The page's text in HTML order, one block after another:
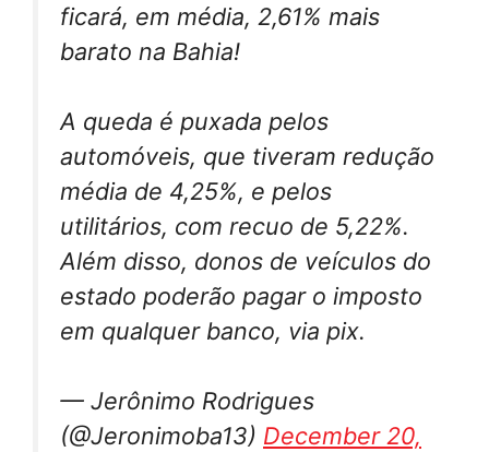
ficará, em média, 2,61% mais
barato na Bahia!
A queda é puxada pelos
automóveis, que tiveram redução
média de 4,25%, e pelos
utilitários, com recuo de 5,22%.
Além disso, donos de veículos do
estado poderão pagar o imposto
em qualquer banco, via pix.
— Jerônimo Rodrigues
(@Jeronimoba13) December 20,